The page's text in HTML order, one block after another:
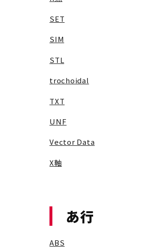
SET
SIM
STL
trochoidal
TXT
UNF
Vector Data
X軸
あ行
ABS